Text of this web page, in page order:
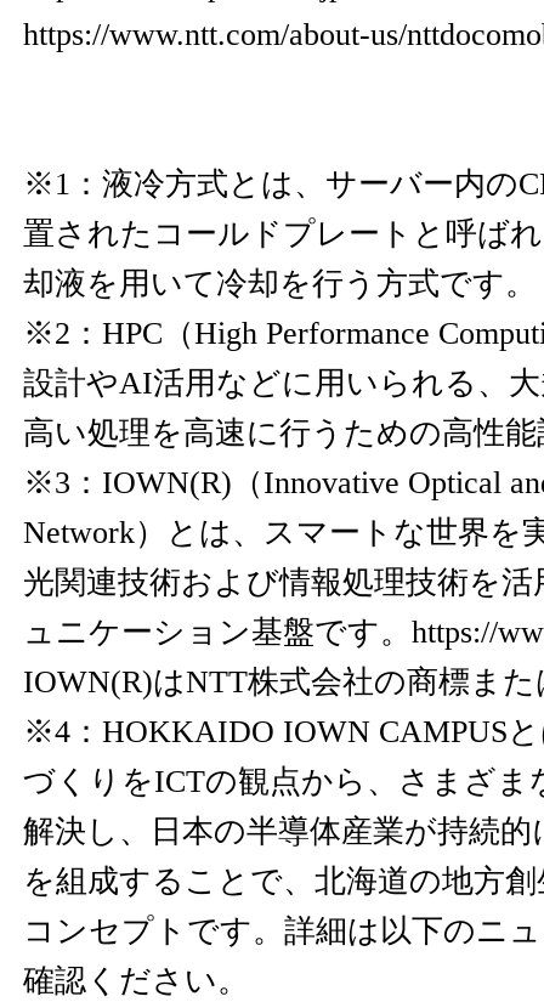
https://www.ntt.com/about-us/
※1：液冷方式とは、サーバー内の
置されたコールドプレートと呼ば
却液を用いて冷却を行う方式です。
※2：HPC（High Performance
設計やAI活用などに用いられる、
高い処理を高速に行うための高性
※3：IOWN(R)（Innovative Optical
Network）とは、スマートな世界を
光関連技術および情報処理技術を
ュニケーション基盤です。 https://
IOWN(R)はNTT株式会社の商標ま
※4：HOKKAIDO IOWN CAMPUS
づくりをICTの観点から、さまざま
解決し、日本の半導体産業が持続
を組成することで、北海道の地方
コンセプトです。詳細は以下のニ
確認ください。